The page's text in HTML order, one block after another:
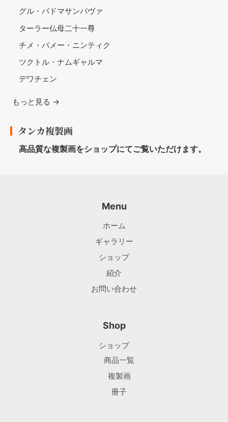
グル・パドマサンバヴァ
ターラー仏母二十一尊
チメ・パメー・ニンティク
ツクトル・ナムギャルマ
デワチェン
もっと見る →
タンカ複製画
高品質な複製画をショップにてご覧いただけます。
Menu
ホーム
ギャラリー
ショップ
紹介
お問い合わせ
Shop
ショップ
商品一覧
複製画
冊子